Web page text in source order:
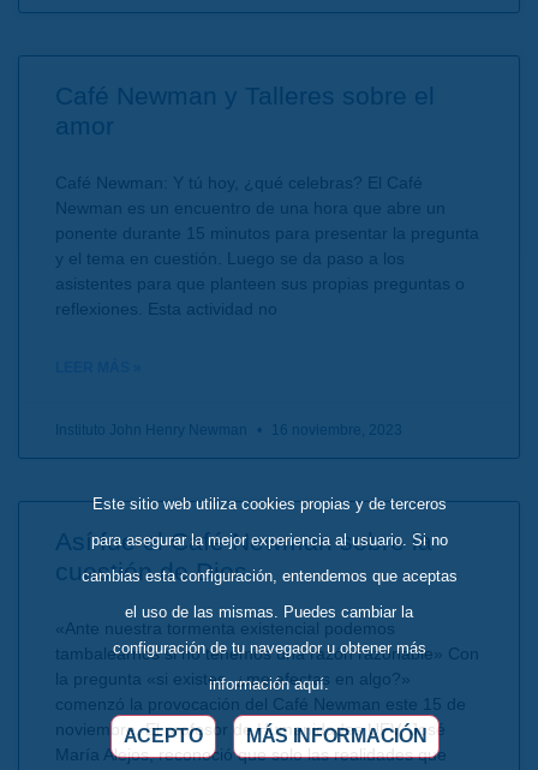
Café Newman y Talleres sobre el
amor
Café Newman: Y tú hoy, ¿qué celebras? El Café
Newman es un encuentro de una hora que abre un
ponente durante 15 minutos para presentar la pregunta
y el tema en cuestión. Luego se da paso a los
asistentes para que planteen sus propias preguntas o
reflexiones. Esta actividad no
Instituto John Henry Newman 16 noviembre, 2023
Así fue el Café Newman sobre la
cuestión de Dios
«Ante nuestra tormenta existencial podemos
tambalearnos si no tenemos una razón razonable» Con
la pregunta «si existes, ¿me afectas en algo?»
comenzó la provocación del Café Newman este 15 de
noviembre. El profesor de Humanidades UFV, José
María Alejos, reconoció que solo las realidades que
Este sitio web utiliza cookies propias y de terceros
para asegurar la mejor experiencia al usuario. Si no
cambias esta configuración, entendemos que aceptas
el uso de las mismas. Puedes cambiar la
configuración de tu navegador u obtener más
información aquí.
ACEPTO MÁS INFORMACIÓN